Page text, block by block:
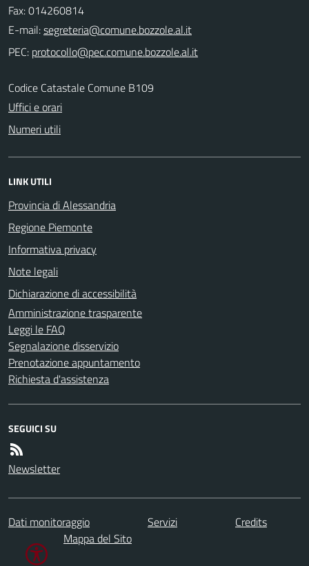
Fax: 014260814
E-mail:
PEC:
Codice Catastale Comune B109
Uffici e orari
Numeri utili
LINK UTILI
Provincia di Alessandria
Regione Piemonte
Informativa privacy
Note legali
Dichiarazione di accessibilità
Amministrazione trasparente
Leggi le FAQ
Segnalazione disservizio
Prenotazione appuntamento
Richiesta d'assistenza
SEGUICI SU
Newsletter
Dati monitoraggio Servizi
Credits
Mappa del Sito